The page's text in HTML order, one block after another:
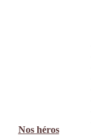
Nos héros